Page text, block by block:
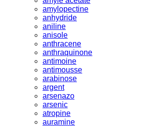
amylopectine
anhydride
aniline
anisole
anthracene
anthraquinone
antimoine
antimousse
arabinose
argent
arsenazo
arsenic
atropine
auramine